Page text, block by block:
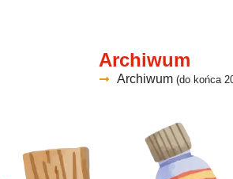
Archiwum
Archiwum (do końca